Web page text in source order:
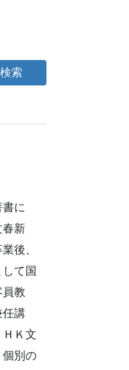
に
春新
後、
て国
員教
任講
Ｋ文
個別の